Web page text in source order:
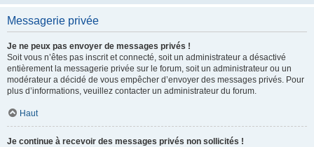
Messagerie privée
Je ne peux pas envoyer de messages privés !
Soit vous n’êtes pas inscrit et connecté, soit un administrateur a désactivé
entièrement la messagerie privée sur le forum, soit un administrateur ou un
modérateur a décidé de vous empêcher d’envoyer des messages privés. Pour
plus d’informations, veuillez contacter un administrateur du forum.
Haut
Je continue à recevoir des messages privés non sollicités !